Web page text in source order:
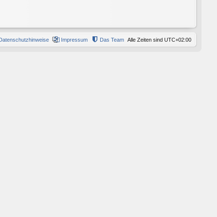
Alle Zeiten sind UTC+02:00
Das Team
Impressum